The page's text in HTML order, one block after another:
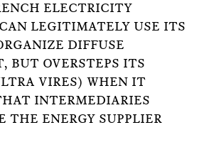
ELECTRICITY
LEGITIMATELY USE ITS
DIFFUSE
BUT OVERSTEPS ITS
VIRES) WHEN IT
INTERMEDIARIES
THE ENERGY SUPPLIER